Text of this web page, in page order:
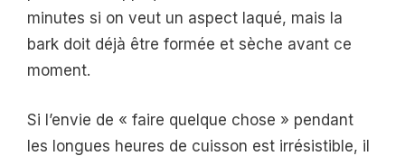
minutes si on veut un aspect laqué, mais la
bark doit déjà être formée et sèche avant ce
moment.
Si l’envie de « faire quelque chose » pendant
les longues heures de cuisson est irrésistible, il